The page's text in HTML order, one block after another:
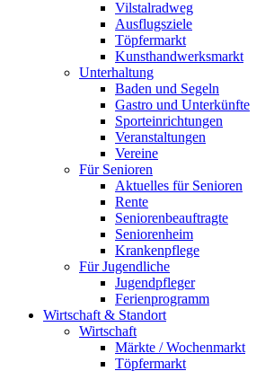
Vilstalradweg
Ausflugsziele
Töpfermarkt
Kunsthandwerksmarkt
Unterhaltung
Baden und Segeln
Gastro und Unterkünfte
Sporteinrichtungen
Veranstaltungen
Vereine
Für Senioren
Aktuelles für Senioren
Rente
Seniorenbeauftragte
Seniorenheim
Krankenpflege
Für Jugendliche
Jugendpfleger
Ferienprogramm
Wirtschaft & Standort
Wirtschaft
Märkte / Wochenmarkt
Töpfermarkt